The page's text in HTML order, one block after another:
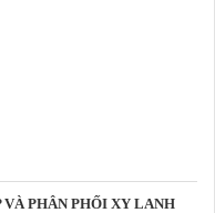
VÀ PHÂN PHỐI XY LANH